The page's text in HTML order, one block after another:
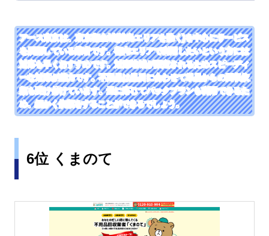
アース東京は、東京都全域(離島エリアを除く)を中心にサービス
を展開している業者です。都内エリアで利用したいという方には
対応も早くおすすめです。対応地域が限定されるためスピーディ
ーな対応が魅力です。不用品は品目に合わせて単品からの回収依
頼も受け付けています。量に応じてパックプランも利用できるた
め、細かく依頼をすることができるでしょう。
6位 くまのて